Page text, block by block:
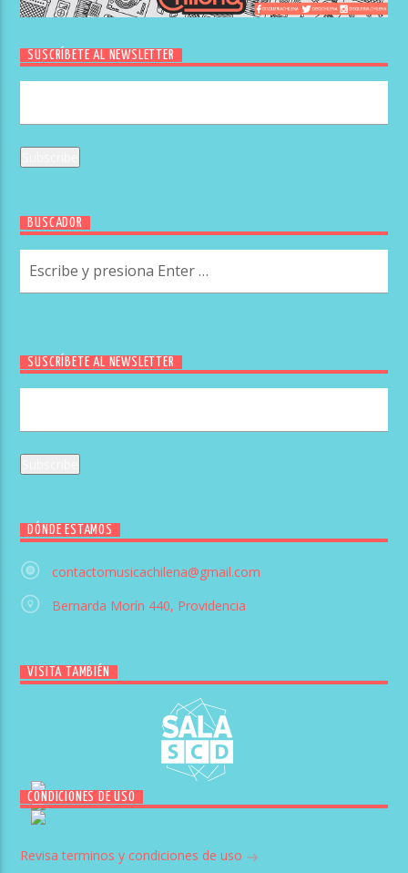
SUSCRÍBETE AL NEWSLETTER
BUSCADOR
SUSCRÍBETE AL NEWSLETTER
DÓNDE ESTAMOS
contactomusicachilena@gmail.com
Bernarda Morín 440, Providencia
VISITA TAMBIÉN
CONDICIONES DE USO
Revisa terminos y condiciones de uso